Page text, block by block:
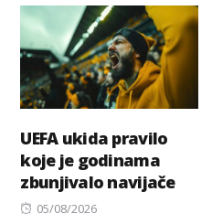
UEFA ukida pravilo
koje je godinama
zbunjivalo navijače
Posted
05/08/2026